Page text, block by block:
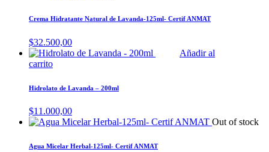
Crema Hidratante Natural de Lavanda-125ml- Certif ANMAT
$32.500,00
Añadir al
carrito
Hidrolato de Lavanda – 200ml
$11.000,00
Out of stock
Agua Micelar Herbal-125ml- Certif ANMAT